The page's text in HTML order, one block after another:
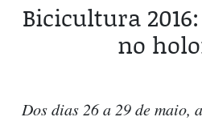
Bicicultura
no
Dos dias 26 a 29 de maio,